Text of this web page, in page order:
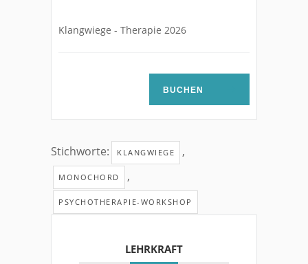
Klangwiege - Therapie 2026
BUCHEN
Stichworte: KLANGWIEGE ,
MONOCHORD ,
PSYCHOTHERAPIE-WORKSHOP
LEHRKRAFT